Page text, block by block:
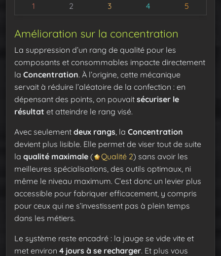
1
2
3
4
5
Amélioration sur la concentration
La suppression d’un rang de qualité pour les
composants et consommables impacte directement
la Concentration. À l’origine, cette mécanique
servait à réduire l’aléatoire de la confection : en
dépensant des points, on pouvait sécuriser le
résultat et atteindre le rang visé.
Avec seulement deux rangs , la Concentration
devient plus lisible. Elle permet de viser tout de suite
la qualité maximale ( Qualité 2) sans avoir les
meilleures spécialisations, des outils optimaux, ni
même le niveau maximum. C’est donc un levier plus
accessible pour fabriquer efficacement, y compris
pour ceux qui ne s’investissent pas à plein temps
dans les métiers.
Le système reste encadré : la jauge se vide vite et
met environ 4 jours à se recharger. Et plus vous